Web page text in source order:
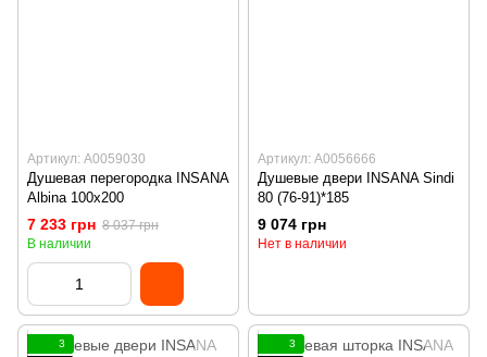
Артикул: А0059030
Душевая перегородка INSANA
Albina 100x200
7 233 грн 8 037 грн
В наличии
Артикул: А0056666
Душевые двери INSANA Sindi
80 (76-91)*185
9 074 грн
Нет в наличии
3
3